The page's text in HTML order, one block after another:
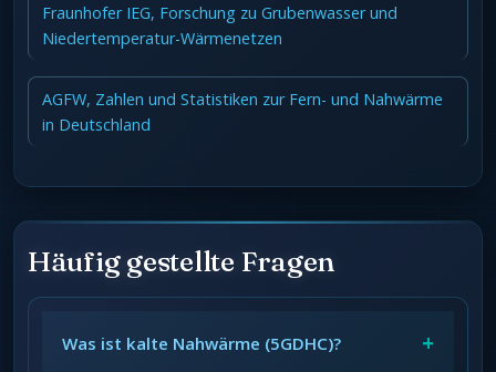
Fraunhofer IEG, Forschung zu Grubenwasser und
Niedertemperatur-Wärmenetzen
AGFW, Zahlen und Statistiken zur Fern- und Nahwärme
in Deutschland
Häufig gestellte Fragen
Was ist kalte Nahwärme (5GDHC)? +